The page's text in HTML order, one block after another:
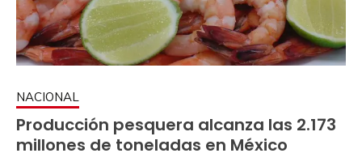
NACIONAL
Producción pesquera alcanza las 2.173
millones de toneladas en México